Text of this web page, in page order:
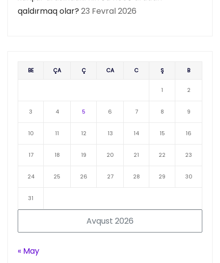
qaldırmaq olar? 23 Fevral 2026
Avqust 2026
BE ÇA Ç CA C Ş B
1 2
3 4 5 6 7 8 9
10 11 12 13 14 15 16
17 18 19 20 21 22 23
24 25 26 27 28 29 30
31
« May